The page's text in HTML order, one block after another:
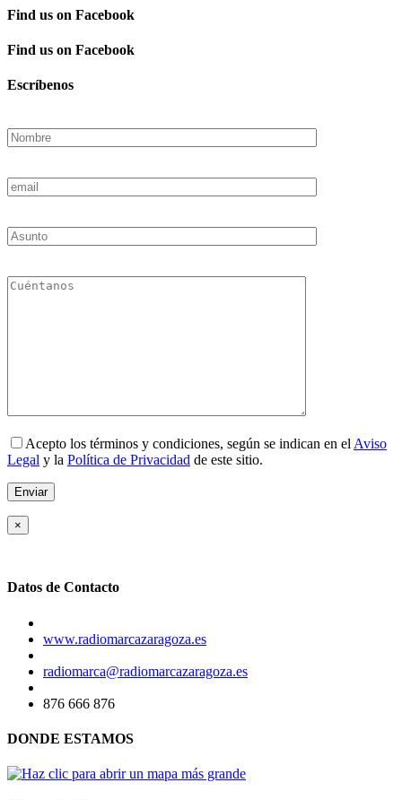
Find us on Facebook
Find us on Facebook
Escríbenos
Acepto los términos y condiciones, según se indican en el Aviso
Legal y la Política de Privacidad de este sitio.
×
Datos de Contacto
www.radiomarcazaragoza.es
radiomarca@radiomarcazaragoza.es
876 666 876
DONDE ESTAMOS